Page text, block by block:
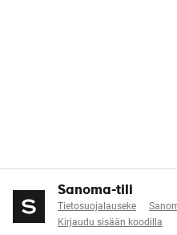
Sanoma-tili
Tietosuojalauseke
Kirjaudu sisään koodilla